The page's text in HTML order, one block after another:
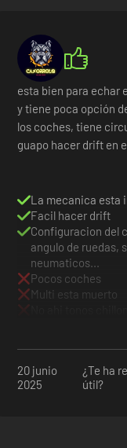
en tu garaje
la
de EBISU!
esta bien para echar
y tiene poca opción
los coches, tiene
guapo hacer drift en
La mecanica esta
Facil hacer drift
Configuracion del
angulo de ruedas,
neumaticos...
Pocos coches
Multi esta muerto
20 junio
2025
¿Te ha
útil?